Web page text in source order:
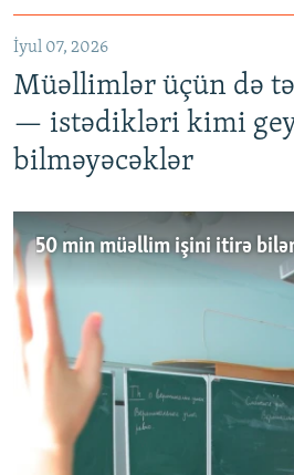
İyul 07, 2026
Müəllimlər üçün də
— istədikləri kimi
bilməyəcəklər